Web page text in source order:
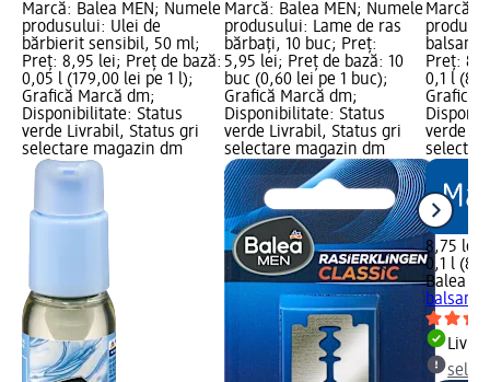
Marcă: Balea MEN; Numele
produsului: Ulei de
bărbierit sensibil, 50 ml;
Preț: 8,95 lei; Preț de bază:
0,05 l (179,00 lei pe 1 l);
Grafică Marcă dm;
Disponibilitate: Status
verde Livrabil, Status gri
selectare magazin dm
Marcă: Balea MEN; Numele
produsului: Lame de ras
bărbați, 10 buc; Preț:
5,95 lei; Preț de bază: 10
buc (0,60 lei pe 1 buc);
Grafică Marcă dm;
Disponibilitate: Status
verde Livrabil, Status gri
selectare magazin dm
Marcă:
balsam
Preț:
0,1 l
Grafică
verde
8,75 lei
0,1 l
Balea
balsam